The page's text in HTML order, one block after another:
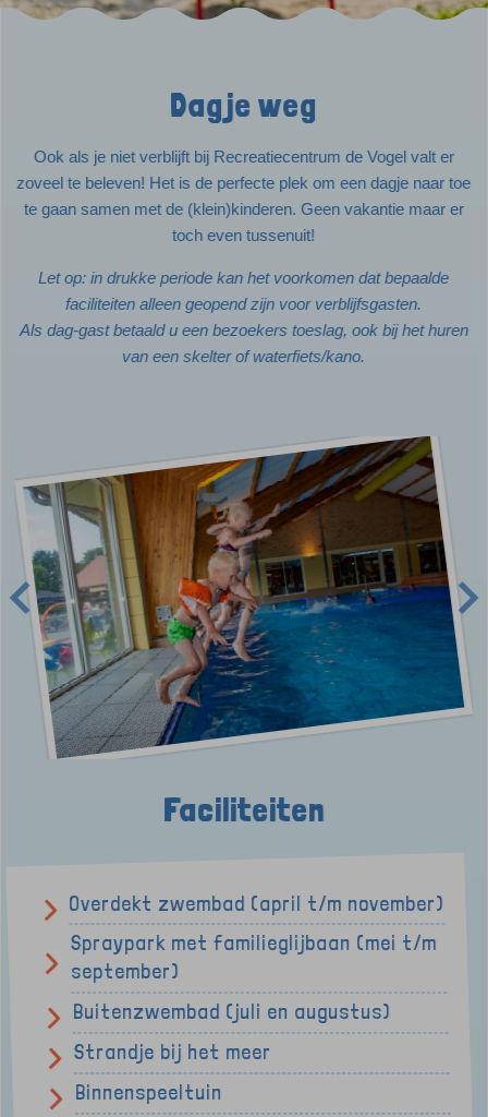
Dagje weg
Ook als je niet verblijft bij Recreatiecentrum de Vogel valt er
zoveel te beleven! Het is de perfecte plek om een dagje naar toe
te gaan samen met de (klein)kinderen. Geen vakantie maar er
toch even tussenuit!
Let op: in drukke periode kan het voorkomen dat bepaalde
faciliteiten alleen geopend zijn voor verblijfsgasten.
Als dag-gast betaald u een bezoekers toeslag, ook bij het huren
van een skelter of waterfiets/kano.
Faciliteiten
Overdekt zwembad (april t/m november)
Spraypark met familieglijbaan (mei t/m
september)
Buitenzwembad (juli en augustus)
Strandje bij het meer
Binnenspeeltuin